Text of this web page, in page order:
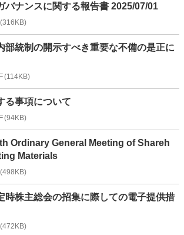
バナンスに関する報告書 2025/07/01
(316KB)
部統制の開示すべき重要な不備の是正に
(114KB)
る事項について
(94KB)
Ordinary General Meeting of Shareh
Materials
(498KB)
時株主総会の招集に際しての電子提供措
(472KB)